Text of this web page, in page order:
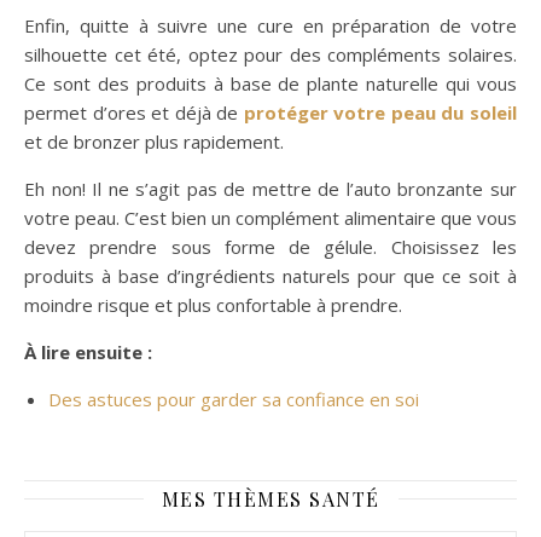
Enfin, quitte à suivre une cure en préparation de votre
silhouette cet été, optez pour des compléments solaires.
Ce sont des produits à base de plante naturelle qui vous
permet d’ores et déjà de protéger votre peau du soleil
et de bronzer plus rapidement.
Eh non! Il ne s’agit pas de mettre de l’auto bronzante sur
votre peau. C’est bien un complément alimentaire que vous
devez prendre sous forme de gélule. Choisissez les
produits à base d’ingrédients naturels pour que ce soit à
moindre risque et plus confortable à prendre.
À lire ensuite :
Des astuces pour garder sa confiance en soi
MES THÈMES SANTÉ